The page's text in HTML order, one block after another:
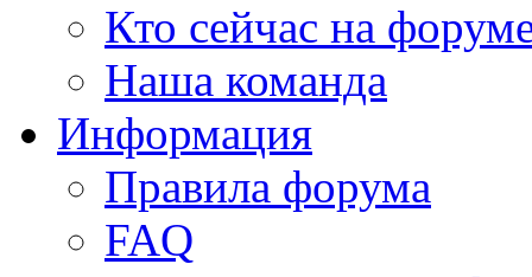
Кто сейчас на
Наша команда
Информация
Правила форума
FAQ